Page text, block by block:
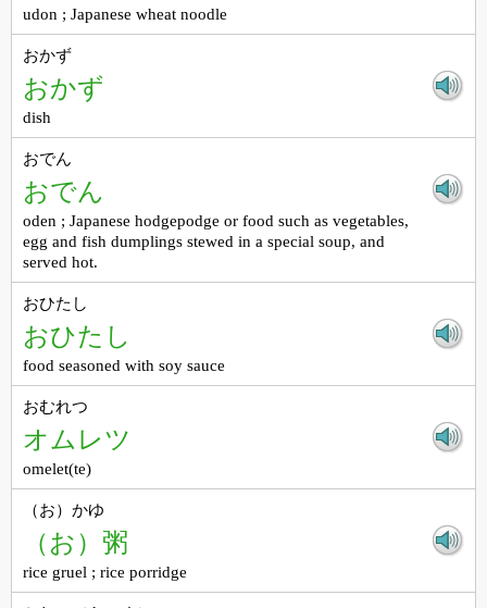
udon ; Japanese wheat noodle
おかず
おかず
dish
おでん
おでん
oden ; Japanese hodgepodge or food such as vegetables,
egg and fish dumplings stewed in a special soup, and
served hot.
おひたし
おひたし
food seasoned with soy sauce
おむれつ
オムレツ
omelet(te)
（お）かゆ
（お）粥
rice gruel ; rice porridge